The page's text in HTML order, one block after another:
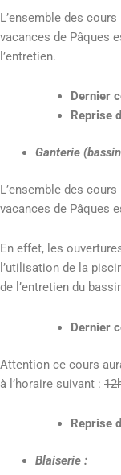
L’ensemble des
vacances de Pâques
l’entretien.
Dernier
Reprise
Ganterie
L’ensemble des
vacances de Pâques
En effet, les
l’utilisation de la
de l’entretien du
Dernier
Attention ce cours
à l’horaire suivant :
Reprise
Blaiserie :